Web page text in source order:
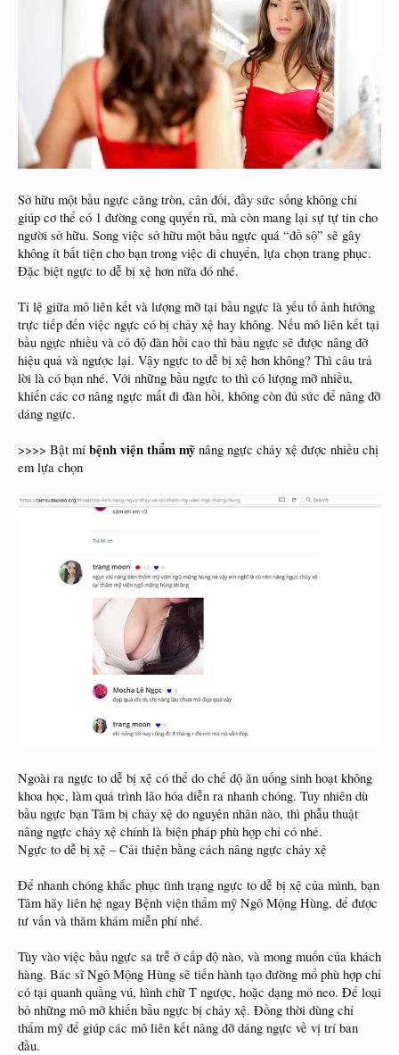
Sở hữu một bầu ngực căng tròn, cân đối, đầy sức sống không chỉ
giúp cơ thể có 1 đường cong quyến rũ, mà còn mang lại sự tự tin cho
người sở hữu. Song việc sở hữu một bầu ngực quá “đồ sộ” sẽ gây
không ít bất tiện cho bạn trong việc di chuyển, lựa chọn trang phục.
Đặc biệt ngực to dễ bị xệ hơn nữa đó nhé.
Tỉ lệ giữa mô liên kết và lượng mỡ tại bầu ngực là yếu tố ảnh hưởng
trực tiếp đến việc ngực có bị chảy xệ hay không. Nếu mô liên kết tại
bầu ngực nhiều và có độ đàn hồi cao thì bầu ngực sẽ được nâng đỡ
hiệu quả và ngược lại. Vậy ngực to dễ bị xệ hơn không? Thì câu trả
lời là có bạn nhé. Với những bầu ngực to thì có lượng mỡ nhiều,
khiến các cơ nâng ngực mất đi đàn hồi, không còn đủ sức để nâng đỡ
dáng ngực.
>>>> Bật mí bệnh viện thẩm mỹ nâng ngực chảy xệ được nhiều chị
em lựa chọn
Ngoài ra ngực to dễ bị xệ có thể do chế độ ăn uống sinh hoạt không
khoa học, làm quá trình lão hóa diễn ra nhanh chóng. Tuy nhiên dù
bầu ngực bạn Tâm bị chảy xệ do nguyên nhân nào, thì phẫu thuật
nâng ngực chảy xệ chính là biện pháp phù hợp chỉ có nhé.
Ngực to dễ bị xệ – Cải thiện bằng cách nâng ngực chảy xệ
Để nhanh chóng khắc phục tình trạng ngực to dễ bị xệ của mình, bạn
Tâm hãy liên hệ ngay Bệnh viện thẩm mỹ Ngô Mộng Hùng, để được
tư vấn và thăm khám miễn phí nhé.
Tùy vào việc bầu ngực sa trễ ở cấp độ nào, và mong muốn của khách
hàng. Bác sĩ Ngô Mộng Hùng sẽ tiến hành tạo đường mổ phù hợp chỉ
có tại quanh quầng vú, hình chữ T ngược, hoặc dạng mỏ neo. Để loại
bỏ những mô mỡ khiến bầu ngực bị chảy xệ. Đồng thời dùng chỉ
thẩm mỹ để giúp các mô liên kết nâng đỡ dáng ngực về vị trí ban
đầu.